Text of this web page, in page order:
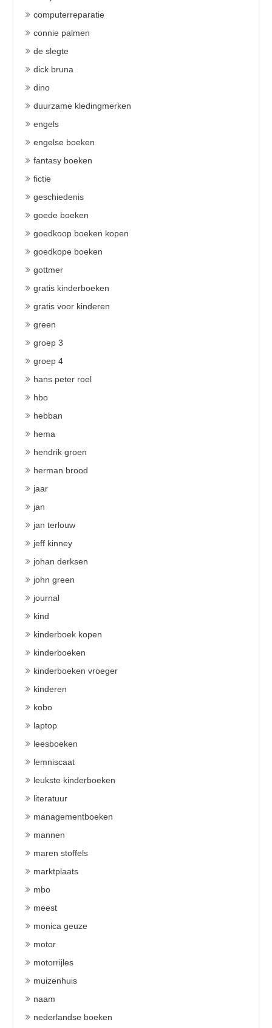
computerreparatie
connie palmen
de slegte
dick bruna
dino
duurzame kledingmerken
engels
engelse boeken
fantasy boeken
fictie
geschiedenis
goede boeken
goedkoop boeken kopen
goedkope boeken
gottmer
gratis kinderboeken
gratis voor kinderen
green
groep 3
groep 4
hans peter roel
hbo
hebban
hema
hendrik groen
herman brood
jaar
jan
jan terlouw
jeff kinney
johan derksen
john green
journal
kind
kinderboek kopen
kinderboeken
kinderboeken vroeger
kinderen
kobo
laptop
leesboeken
lemniscaat
leukste kinderboeken
literatuur
managementboeken
mannen
maren stoffels
marktplaats
mbo
meest
monica geuze
motor
motorrijles
muizenhuis
naam
nederlandse boeken